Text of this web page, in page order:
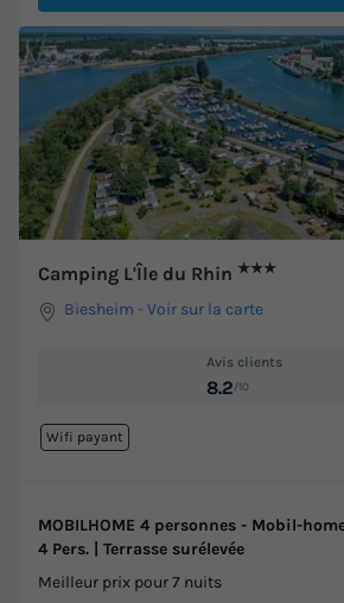
Camping L'Île du Rhin ★★★
Biesheim -Voir sur la carte
Avis clients
8.2/10
Wifi payant
MOBILHOME 4 personnes - Mobil-
4 Pers. | Terrasse surélevée
Meilleur prix pour 7 nuits